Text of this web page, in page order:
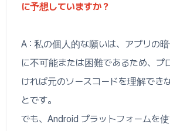
に予想していますか？
A : 私の個人的な願いは、アプリの
に不可能または困難であるため、プ
ければ元のソースコードを理解でき
とです。
でも、Android プラットフォームを